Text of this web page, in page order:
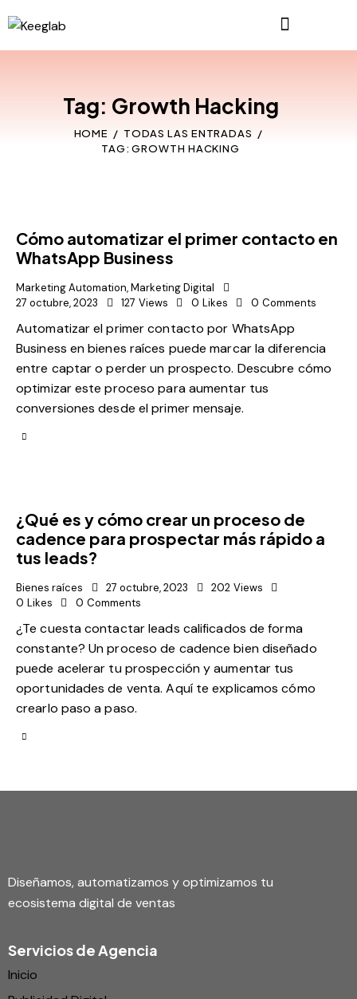
Tag: Growth Hacking
HOME
TODAS LAS ENTRADAS
TAG: GROWTH HACKING
Cómo automatizar el primer contacto en
WhatsApp Business
Marketing Automation,Marketing Digital
27 octubre, 2023
127 Views 0 Likes 0 Comments
Automatizar el primer contacto por WhatsApp
Business en bienes raíces puede marcar la diferencia
entre captar o perder un prospecto. Descubre cómo
optimizar este proceso para aumentar tus
conversiones desde el primer mensaje.
¿Qué es y cómo crear un proceso de
cadence para prospectar más rápido a
tus leads?
Bienes raíces 27 octubre, 2023 202 Views
0 Likes 0 Comments
¿Te cuesta contactar leads calificados de forma
constante? Un proceso de cadence bien diseñado
puede acelerar tu prospección y aumentar tus
oportunidades de venta. Aquí te explicamos cómo
crearlo paso a paso.
Diseñamos, automatizamos y optimizamos tu
ecosistema digital de ventas
Servicios de Agencia
Inicio